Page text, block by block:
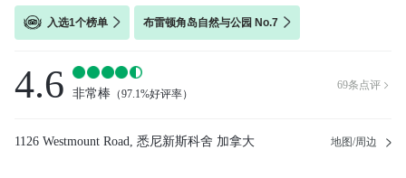
入选1个榜单 布雷顿角岛自然与公园 No.7
4.6 非常棒 （97.1%好评率）
69条点评 
1126 Westmount Road, 悉尼新斯科舍 加拿大 地图/周边